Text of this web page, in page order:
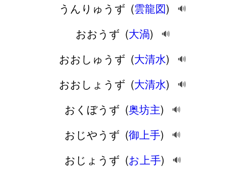
うんりゅうず (雲龍図) 🔊
おおうず (大渦) 🔊
おおしゅうず (大清水) 🔊
おおしょうず (大清水) 🔊
おくぼうず (奥坊主) 🔊
おじやうず (御上手) 🔊
おじょうず (お上手) 🔊